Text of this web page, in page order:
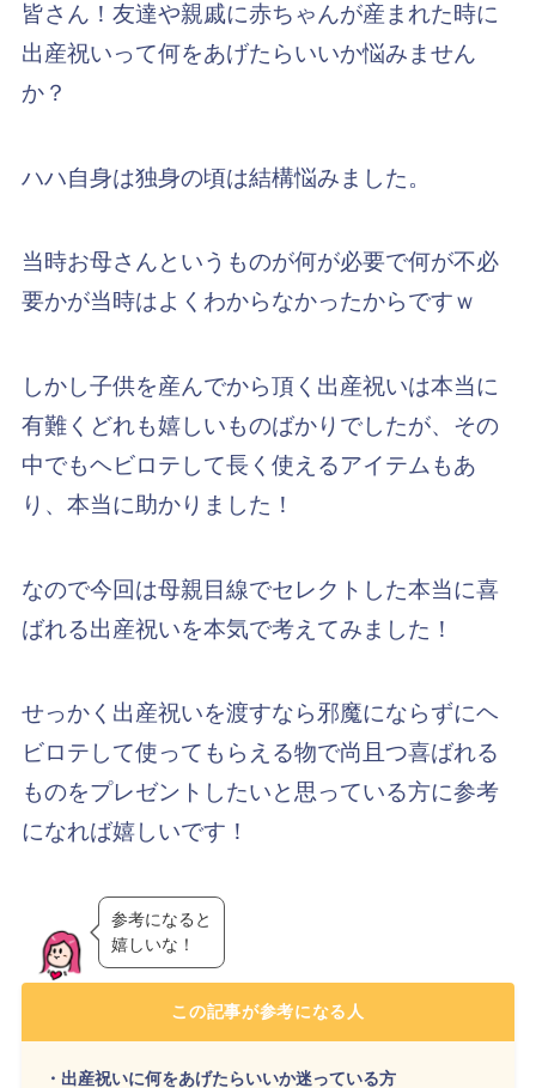
皆さん！友達や親戚に赤ちゃんが産まれた時に
出産祝いって何をあげたらいいか悩みません
か？
ハハ自身は独身の頃は結構悩みました。
当時お母さんというものが何が必要で何が不必
要かが当時はよくわからなかったからですｗ
しかし子供を産んでから頂く出産祝いは本当に
有難くどれも嬉しいものばかりでしたが、その
中でもヘビロテして長く使えるアイテムもあ
り、本当に助かりました！
なので今回は母親目線でセレクトした本当に喜
ばれる出産祝いを本気で考えてみました！
せっかく出産祝いを渡すなら邪魔にならずにヘ
ビロテして使ってもらえる物で尚且つ喜ばれる
ものをプレゼントしたいと思っている方に参考
になれば嬉しいです！
参考になると
嬉しいな！
この記事が参考になる人
・出産祝いに何をあげたらいいか迷っている方